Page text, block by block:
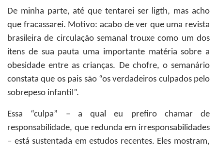
De minha parte, até que tentarei ser ligth, mas acho
que fracassarei. Motivo: acabo de ver que uma revista
brasileira de circulação semanal trouxe como um dos
itens de sua pauta uma importante matéria sobre a
obesidade entre as crianças. De chofre, o semanário
constata que os pais são “os verdadeiros culpados pelo
sobrepeso infantil”.
Essa “culpa” – a qual eu prefiro chamar de
responsabilidade, que redunda em irresponsabilidades
– está sustentada em estudos recentes. Eles mostram,